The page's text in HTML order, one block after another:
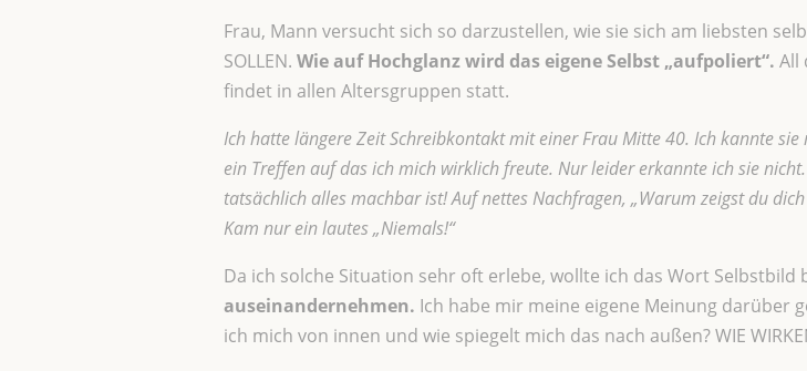
Frau, Mann versucht sich so darzustellen, wie sie sich am liebsten
SOLLEN. Wie auf Hochglanz wird das eigene Selbst „aufpoliert“. All
findet in allen Altersgruppen statt.
Ich hatte längere Zeit Schreibkontakt mit einer Frau Mitte 40. Ich kannte
ein Treffen auf das ich mich wirklich freute. Nur leider erkannte ich sie
tatsächlich alles machbar ist! Auf nettes Nachfragen, „Warum zeigst du
Kam nur ein lautes „Niemals!“
Da ich solche Situation sehr oft erlebe, wollte ich das Wort Selbstbild
auseinandernehmen. Ich habe mir meine eigene Meinung darüber
ich mich von innen und wie spiegelt mich das nach außen? WIE